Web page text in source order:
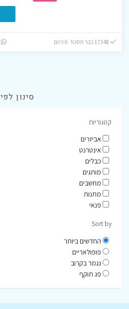
17348 כבר חסכו! 0 היום
סינון לפי
קטגוריות
אביזרים
אינטרנט
כבלים
מותגים
מחשבים
מתנות
פנאי
Sort by
החדשים ביותר
פופולאריים
נגמר בקרוב
פג תוקף